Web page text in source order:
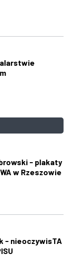
- plakaty
w Rzeszowie
- nieoczywisTA